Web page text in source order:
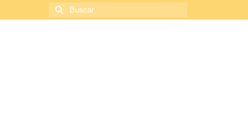
Buscar
por: